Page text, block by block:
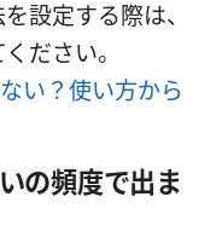
設定する際は、
ださい。
い？使い方から
の頻度で出ま